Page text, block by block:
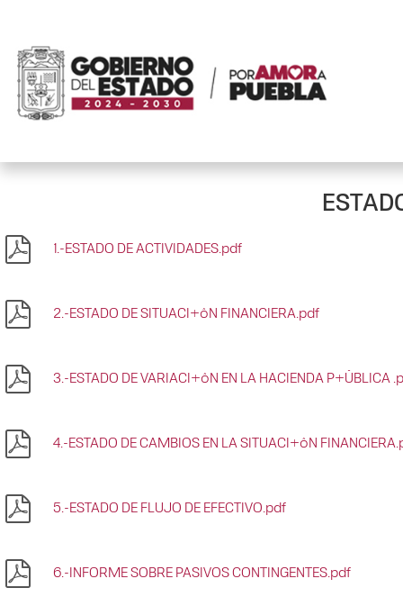
1.-ESTADO DE ACTIVIDADES.pdf
2.-ESTADO DE SITUACI+ôN FINANCIERA.pdf
3.-ESTADO DE VARIACI+ôN EN LA HACIENDA P+ÜBLICA
4.-ESTADO DE CAMBIOS EN LA SITUACI+ôN
5.-ESTADO DE FLUJO DE EFECTIVO.pdf
6.-INFORME SOBRE PASIVOS CONTINGENTES.pdf